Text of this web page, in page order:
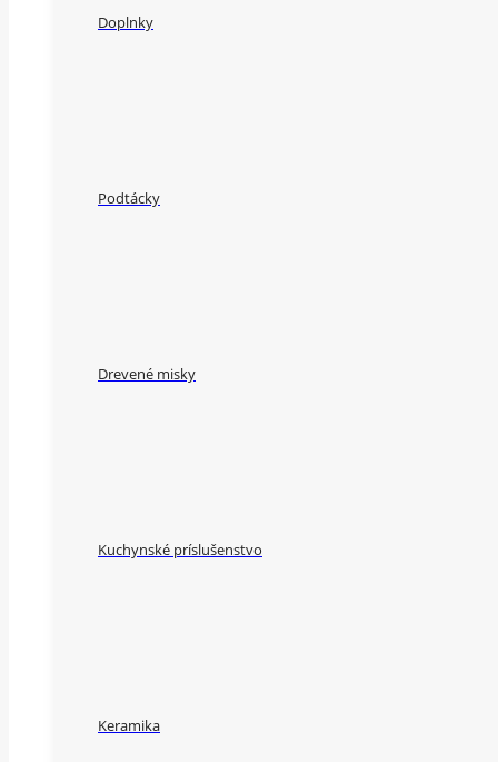
Doplnky
Podtácky
Drevené misky
Kuchynské príslušenstvo
Keramika